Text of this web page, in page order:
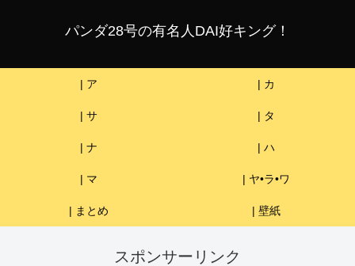
パンダ28号の有名人DAI好キング！
| ア | カ
| サ | タ
| ナ | ハ
| マ | ヤ•ラ•ワ
| まとめ | 壁紙
スポンサーリンク